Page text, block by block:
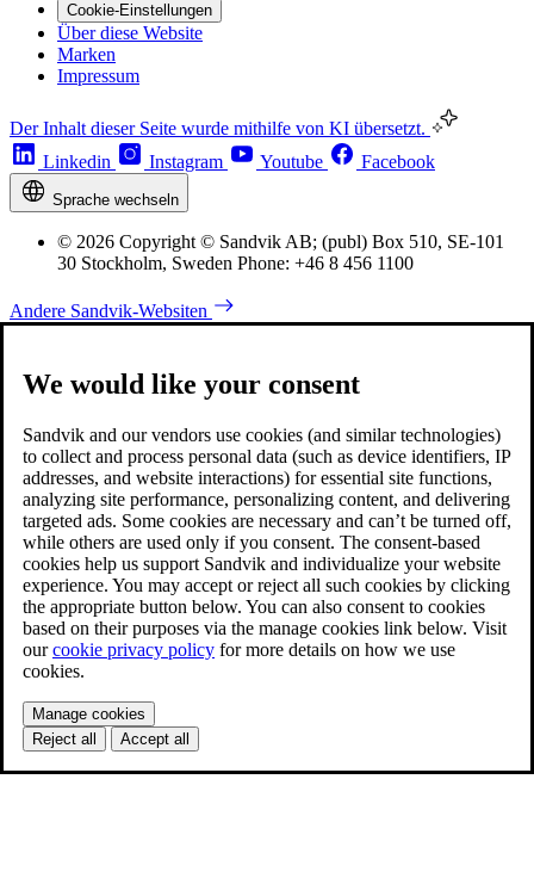
Cookie-Einstellungen
Über diese Website
Marken
Impressum
Der Inhalt dieser Seite wurde mithilfe von KI übersetzt.
Linkedin
Instagram Youtube Facebook
Sprache wechseln
© 2026 Copyright © Sandvik AB; (publ) Box 510, SE-101
30 Stockholm, Sweden Phone: +46 8 456 1100
Andere Sandvik-Websiten
We would like your consent
Sandvik and our vendors use cookies (and similar technologies)
to collect and process personal data (such as device identifiers, IP
addresses, and website interactions) for essential site functions,
analyzing site performance, personalizing content, and delivering
targeted ads. Some cookies are necessary and can’t be turned off,
while others are used only if you consent. The consent-based
cookies help us support Sandvik and individualize your website
experience. You may accept or reject all such cookies by clicking
the appropriate button below. You can also consent to cookies
based on their purposes via the manage cookies link below. Visit
ourcookie privacy policy for more details on how we use
cookies.
Manage cookies
Reject all
Accept all